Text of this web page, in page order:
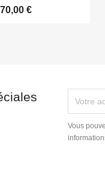
70,00 €
Vous